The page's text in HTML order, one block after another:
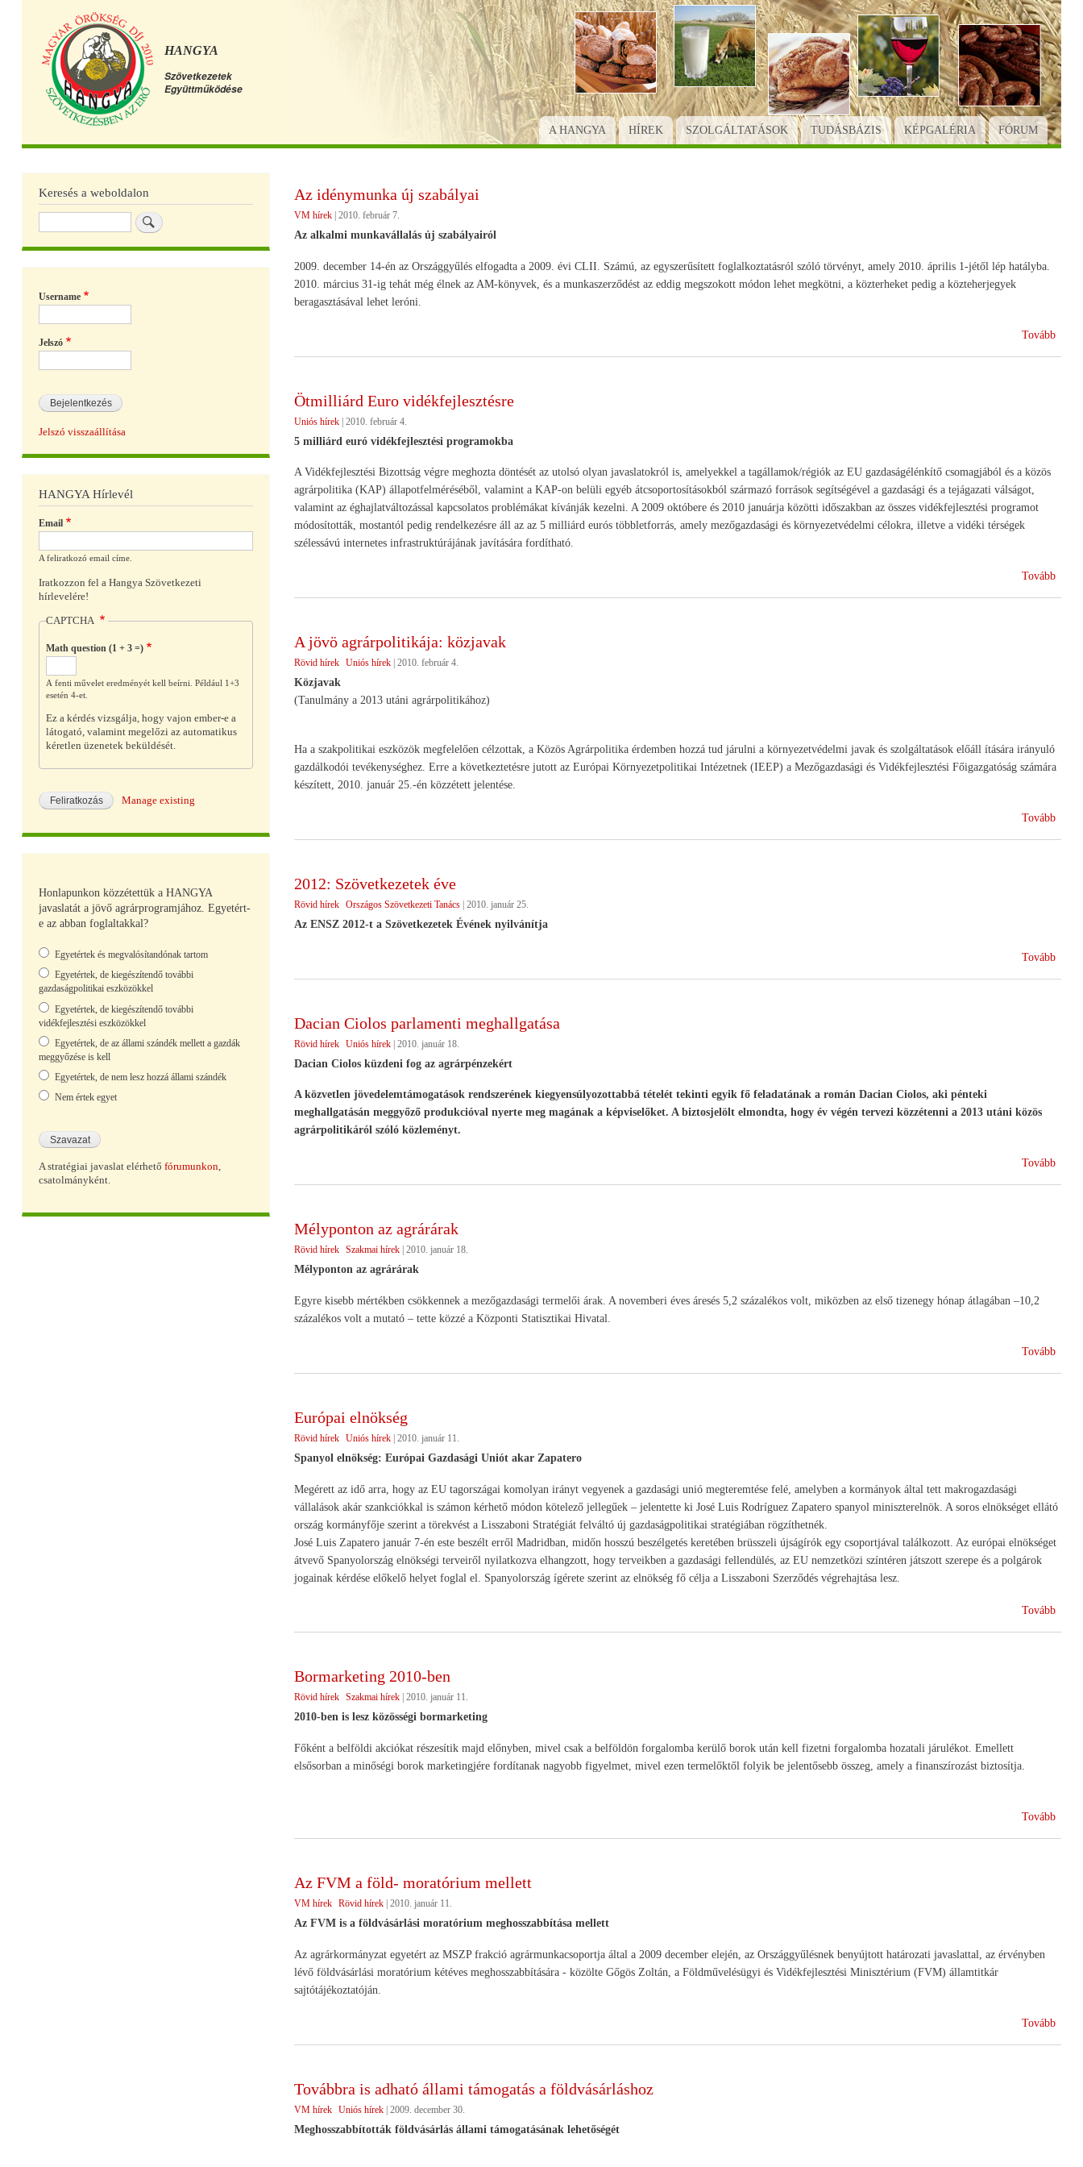
Ugrás
a
tartalomra
HANGYA
Szövetkezetek
Együttműködése
Főmenü
A HANGYA HÍREK SZOLGÁLTATÁSOK TUDÁSBÁZIS KÉPGALÉRIA FÓRUM
Az idénymunka új szabályai
VM hírek 2010. február 7.
Az alkalmi munkavállalás új szabályairól
2009. december 14-én az Országgyűlés elfogadta a 2009. évi CLII. Számú, az egyszerűsített foglalkoztatásról szóló törvényt, amely 2010. április 1-jétől lép hatályba.
2010. március 31-ig tehát még élnek az AM-könyvek, és a munkaszerződést az eddig megszokott módon lehet megkötni, a közterheket pedig a közteherjegyek
beragasztásával lehet leróni.
Tovább
Ötmilliárd Euro vidékfejlesztésre
Uniós hírek | 2010. február 4.
5 milliárd euró vidékfejlesztési programokba
A Vidékfejlesztési Bizottság végre meghozta döntését az utolsó olyan javaslatokról is, amelyekkel a tagállamok/régiók az EU gazdaságélénkítő csomagjából és a közös
agrárpolitika (KAP) állapotfelméréséből, valamint a KAP-on belüli egyéb átcsoportosításokból származó források segítségével a gazdasági és a tejágazati válságot,
valamint az éghajlatváltozással kapcsolatos problémákat kívánják kezelni. A 2009 októbere és 2010 januárja közötti időszakban az összes vidékfejlesztési programot
módosították, mostantól pedig rendelkezésre áll az az 5 milliárd eurós többletforrás, amely mezőgazdasági és környezetvédelmi célokra, illetve a vidéki térségek
szélessávú internetes infrastruktúrájának javítására fordítható.
Tovább
A jövö agrárpolitikája: közjavak
Rövid hírek Uniós hírek 2010. február 4.
Közjavak
(Tanulmány a 2013 utáni agrárpolitikához)
Ha a szakpolitikai eszközök megfelelően célzottak, a Közös Agrárpolitika érdemben hozzá tud járulni a környezetvédelmi javak és szolgáltatások előáll ítására irányuló
gazdálkodói tevékenységhez. Erre a következtetésre jutott az Európai Környezetpolitikai Intézetnek (IEEP) a Mezőgazdasági és Vidékfejlesztési Főigazgatóság számára
készített, 2010. január 25.-én közzétett jelentése.
Tovább
2012: Szövetkezetek éve
Rövid hírek Országos Szövetkezeti Tanács | 2010. január 25.
Az ENSZ 2012-t a Szövetkezetek Évének nyilvánítja
Tovább
Dacian Ciolos parlamenti meghallgatása
Rövid hírek Uniós hírek | 2010. január 18.
Dacian Ciolos küzdeni fog az agrárpénzekért
A közvetlen jövedelemtámogatások rendszerének kiegyensúlyozottabbá tételét tekinti egyik fő feladatának a román Dacian Ciolos, aki pénteki
meghallgatásán meggyőző produkcióval nyerte meg magának a képviselőket. A biztosjelölt elmondta, hogy év végén tervezi közzétenni a 2013 utáni közös
agrárpolitikáról szóló közleményt.
Tovább
Mélyponton az agrárárak
Rövid hírek Szakmai hírek 2010. január 18.
Mélyponton az agrárárak
Egyre kisebb mértékben csökkennek a mezőgazdasági termelői árak. A novemberi éves áresés 5,2 százalékos volt, miközben az első tizenegy hónap átlagában –10,2
százalékos volt a mutató – tette közzé a Központi Statisztikai Hivatal.
Tovább
Európai elnökség
Rövid hírek Uniós hírek | 2010. január 11.
Spanyol elnökség: Európai Gazdasági Uniót akar Zapatero
Megérett az idő arra, hogy az EU tagországai komolyan irányt vegyenek a gazdasági unió megteremtése felé, amelyben a kormányok által tett makrogazdasági
vállalások akár szankciókkal is számon kérhető módon kötelező jellegűek – jelentette ki José Luis Rodríguez Zapatero spanyol miniszterelnök. A soros elnökséget ellátó
ország kormányfője szerint a törekvést a Lisszaboni Stratégiát felváltó új gazdaságpolitikai stratégiában rögzíthetnék.
José Luis Zapatero január 7-én este beszélt erről Madridban, midőn hosszú beszélgetés keretében brüsszeli újságírók egy csoportjával találkozott. Az európai elnökséget
átvevő Spanyolország elnökségi terveiről nyilatkozva elhangzott, hogy terveikben a gazdasági fellendülés, az EU nemzetközi színtéren játszott szerepe és a polgárok
jogainak kérdése előkelő helyet foglal el. Spanyolország ígérete szerint az elnökség fő célja a Lisszaboni Szerződés végrehajtása lesz.
Tovább
Bormarketing 2010-ben
Rövid hírek Szakmai hírek 2010. január 11.
2010-ben is lesz közösségi bormarketing
Főként a belföldi akciókat részesítik majd előnyben, mivel csak a belföldön forgalomba kerülő borok után kell fizetni forgalomba hozatali járulékot. Emellett
elsősorban a minőségi borok marketingjére fordítanak nagyobb figyelmet, mivel ezen termelőktől folyik be jelentősebb összeg, amely a finanszírozást biztosítja.
Tovább
Az FVM a föld- moratórium mellett
VM hírek Rövid hírek 2010. január 11.
Az FVM is a földvásárlási moratórium meghosszabbítása mellett
Az agrárkormányzat egyetért az MSZP frakció agrármunkacsoportja által a 2009 december elején, az Országgyűlésnek benyújtott határozati javaslattal, az érvényben
lévő földvásárlási moratórium kétéves meghosszabbítására - közölte Gőgös Zoltán, a Földművelésügyi és Vidékfejlesztési Minisztérium (FVM) államtitkár
sajtótájékoztatóján.
Tovább
Továbbra is adható állami támogatás a földvásárláshoz
VM hírek Uniós hírek | 2009. december 30.
Meghosszabbították földvásárlás állami támogatásának lehetőségét
Keresés a weboldalon
Username
Jelszó
Jelszó visszaállítása
HANGYA Hírlevél
Email
A feliratkozó email címe.
Iratkozzon fel a Hangya Szövetkezeti
hírlevelére!
CAPTCHA
Math question (1 + 3 =)
A fenti művelet eredményét kell beírni. Például 1+3
esetén 4-et.
Ez a kérdés vizsgálja, hogy vajon ember-e a
látogató, valamint megelőzi az automatikus
kéretlen üzenetek beküldését.
Manage existing
Honlapunkon közzétettük a HANGYA
javaslatát a jövő agrárprogramjához. Egyetért-
e az abban foglaltakkal?
Választások
Egyetértek és megvalósítandónak tartom
Egyetértek, de kiegészítendő további
gazdaságpolitikai eszközökkel
Egyetértek, de kiegészítendő további
vidékfejlesztési eszközökkel
Egyetértek, de az állami szándék mellett a gazdák
meggyőzése is kell
Egyetértek, de nem lesz hozzá állami szándék
Nem értek egyet
A stratégiai javaslat elérhető fórumunkon,
csatolmányként.